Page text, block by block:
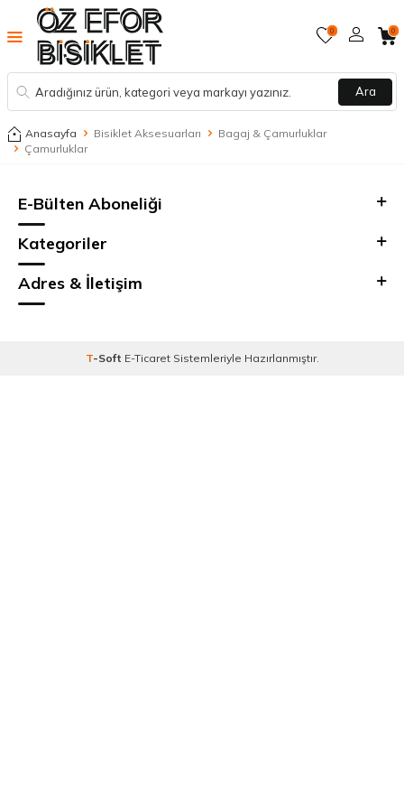
Ara
0 0
Anasayfa Bisiklet Aksesuarları
Bagaj & Çamurluklar
Çamurluklar
E-Bülten Aboneliği
Kategoriler
Adres & İletişim
T-Soft E-TicaretSistemleriyle Hazırlanmıştır.